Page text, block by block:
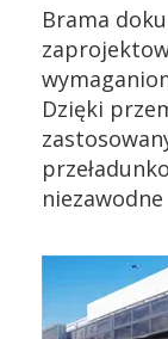
Brama
Dzięki